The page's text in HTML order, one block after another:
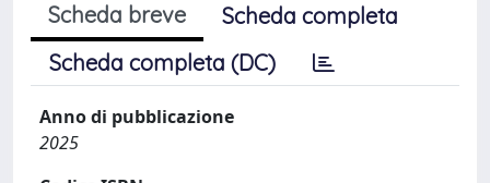
Scheda breve
Scheda completa
Scheda completa (DC)
Anno di pubblicazione
2025